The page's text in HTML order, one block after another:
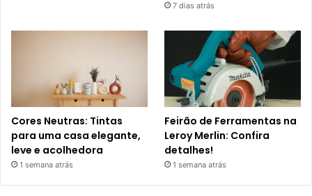
7 dias atrás
Cores Neutras: Tintas
para uma casa elegante,
leve e acolhedora
1 semana atrás
Feirão de Ferramentas na
Leroy Merlin: Confira
detalhes!
1 semana atrás